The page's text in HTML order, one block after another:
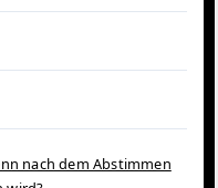
nach dem Abstimmen